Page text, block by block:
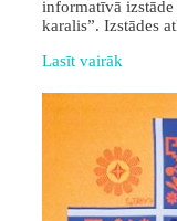
informatīvā
karalis”. Izstādes
Lasīt vairāk